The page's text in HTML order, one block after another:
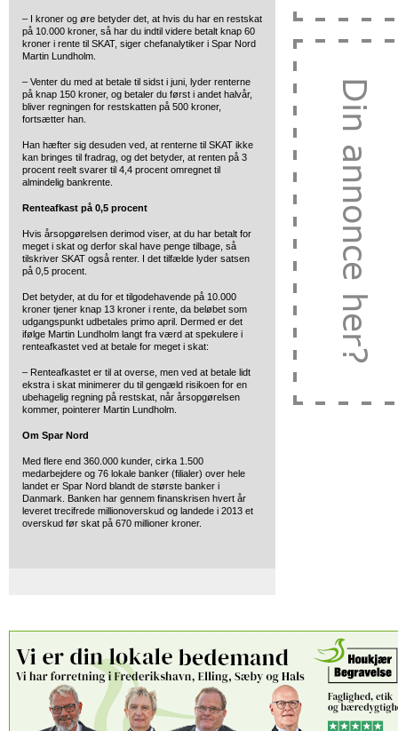
– I kroner og øre betyder det, at hvis du har en restskat
på 10.000 kroner, så har du indtil videre betalt knap 60
kroner i rente til SKAT, siger chefanalytiker i Spar Nord
Martin Lundholm.
– Venter du med at betale til sidst i juni, lyder renterne
på knap 150 kroner, og betaler du først i andet halvår,
bliver regningen for restskatten på 500 kroner,
fortsætter han.
Han hæfter sig desuden ved, at renterne til SKAT ikke
kan bringes til fradrag, og det betyder, at renten på 3
procent reelt svarer til 4,4 procent omregnet til
almindelig bankrente.
Renteafkast på 0,5 procent
Hvis årsopgørelsen derimod viser, at du har betalt for
meget i skat og derfor skal have penge tilbage, så
tilskriver SKAT også renter. I det tilfælde lyder satsen
på 0,5 procent.
Det betyder, at du for et tilgodehavende på 10.000
kroner tjener knap 13 kroner i rente, da beløbet som
udgangspunkt udbetales primo april. Dermed er det
ifølge Martin Lundholm langt fra værd at spekulere i
renteafkastet ved at betale for meget i skat:
– Renteafkastet er til at overse, men ved at betale lidt
ekstra i skat minimerer du til gengæld risikoen for en
ubehagelig regning på restskat, når årsopgørelsen
kommer, pointerer Martin Lundholm.
Om Spar Nord
Med flere end 360.000 kunder, cirka 1.500
medarbejdere og 76 lokale banker (filialer) over hele
landet er Spar Nord blandt de største banker i
Danmark. Banken har gennem finanskrisen hvert år
leveret trecifrede millionoverskud og landede i 2013 et
overskud før skat på 670 millioner kroner.